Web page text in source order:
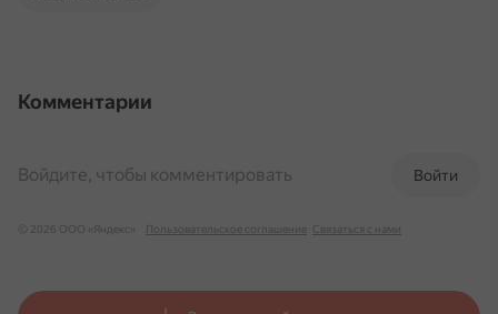
Комментарии
Войти
Войдите, чтобы комментировать
© 2026 ООО «Яндекс» Пользовательское соглашение Связаться с нами